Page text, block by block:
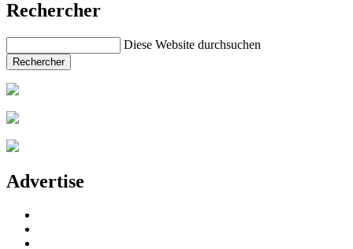
Rechercher
Diese Website durchsuchen
Rechercher
Advertise